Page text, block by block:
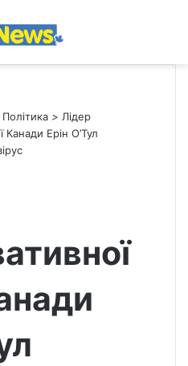
Політика > Лідер
Канади Ерін О’Тул